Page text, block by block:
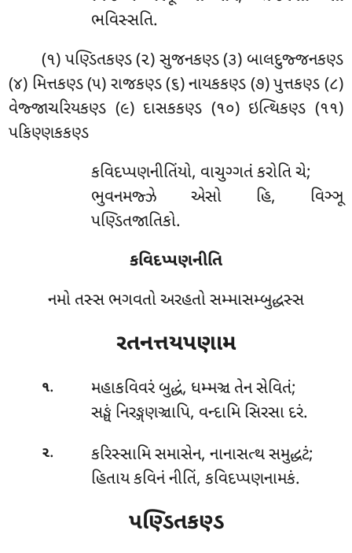
ભવિસ્સતિ.
(૧) પણ્ડિતકણ્ડ (૨) સુજનકણ્ડ (૩) બાલદુજ્જનકણ્ડ
(૪) મિત્તકણ્ડ (૫) રાજકણ્ડ (૬) નાયકકણ્ડ (૭) પુત્તકણ્ડ (૮)
વેજ્જાચરિયકણ્ડ (૯) દાસકકણ્ડ (૧૦) ઇત્થિકણ્ડ (૧૧)
પકિણ્ણકકણ્ડ
કવિદપ્પણનીતિંયો, વાચુગ્ગતં કરોતિ ચે;
ભુવનમજ્ઝે એસો હિ, વિઞ્ઞૂ
પણ્ડિતજાતિકો.
કવિદપ્પણનીતિ
નમો તસ્સ ભગવતો અરહતો સમ્માસમ્બુદ્ધસ્સ
રતનત્તયપણામ
૧. મહાકવિવરં બુદ્ધં, ધમ્મઞ્ચ તેન સેવિતં;
સઙ્ઘં નિરઙ્ગણઞ્ચાપિ, વન્દામિ સિરસા દરં.
૨.
કરિસ્સામિ સમાસેન, નાનાસત્થ સમુદ્ધટં;
હિતાય કવિનં નીતિં, કવિદપ્પણનામકં.
પણ્ડિતકણ્ડ